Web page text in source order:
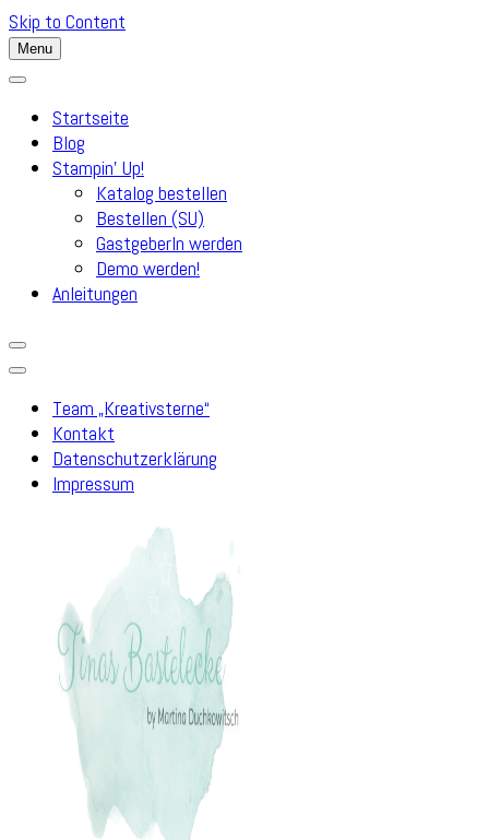
Skip to Content
Menu
Startseite
Blog
Stampin’ Up!
Katalog bestellen
Bestellen (SU)
GastgeberIn werden
Demo werden!
Anleitungen
Team „Kreativsterne“
Kontakt
Datenschutzerklärung
Impressum